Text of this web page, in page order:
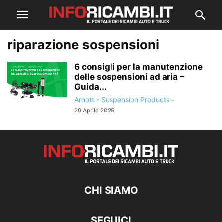
riparazione sospensioni
6 consigli per la manutenzione
delle sospensioni ad aria –
Guida...
Arnott - Suspension Products -
29 Aprile 2025
CHI SIAMO